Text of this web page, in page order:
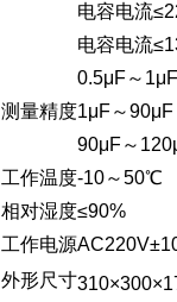
电容电流
电容电流
测量精度
0.5μF～
1μF～
90μF～
工作温度-10～50℃
相对湿度≤90%
工作电源
外形尺寸